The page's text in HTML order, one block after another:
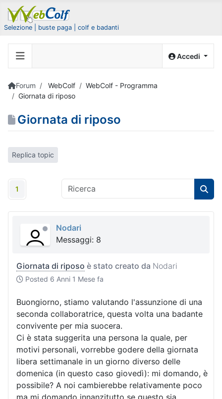
Selezione | buste paga | colf e badanti
Accedi
Forum WebColf
WebColf - Programma
Giornata di riposo
Giornata di riposo
Replica topic
1
Nodari
Messaggi: 8
Giornata di riposo è stato creato da Nodari
Posted 6 Anni 1 Mese fa
Buongiorno, stiamo valutando l'assunzione di una
seconda collaboratrice, questa volta una badante
convivente per mia suocera.
Ci è stata suggerita una persona la quale, per
motivi personali, vorrebbe godere della giornata
libera settimanale in un giorno diverso delle
domenica (in questo caso giovedì): mi domando, è
possibile? A noi cambierebbe relativamente poco
ma mi domando innanzitutto se questo sia